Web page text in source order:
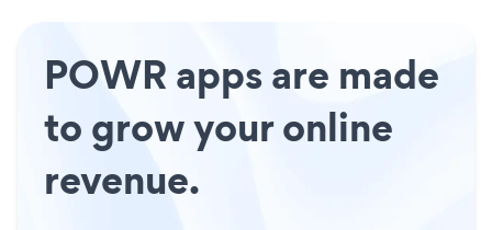
POWR apps are made
to grow your online
revenue.